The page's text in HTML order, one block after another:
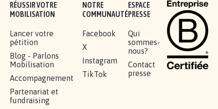
RÉUSSIR VOTRE
MOBILISATION
Lancer votre
pétition
Blog - Parlons
Mobilisation
Accompagnement
Partenariat et
fundraising
NOTRE
COMMUNAUTÉ
Facebook
X
Instagram
TikTok
ESPACE
PRESSE
Qui
sommes-
nous?
Contact
presse